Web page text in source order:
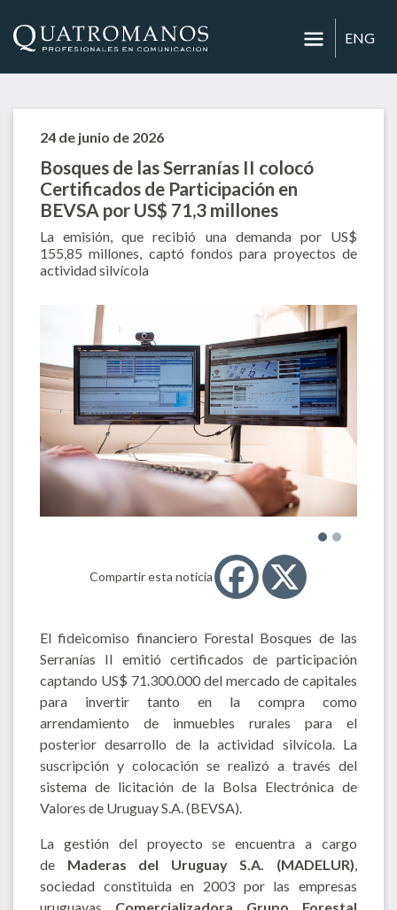
ENG
24 de junio de 2026
Bosques de las Serranías II colocó
Certificados de Participación en
BEVSA por US$ 71,3 millones
La emisión, que recibió una demanda por US$
155,85 millones, captó fondos para proyectos de
actividad silvícola
Compartir esta noticia
El fideicomiso financiero Forestal Bosques de las
Serranías II emitió certificados de participación
captando US$ 71.300.000 del mercado de capitales
para invertir tanto en la compra como
arrendamiento de inmuebles rurales para el
posterior desarrollo de la actividad silvícola. La
suscripción y colocación se realizó a través del
sistema de licitación de la Bolsa Electrónica de
Valores de Uruguay S.A. (BEVSA).
La gestión del proyecto se encuentra a cargo
de Maderas del Uruguay S.A. (MADELUR),
sociedad constituida en 2003 por las empresas